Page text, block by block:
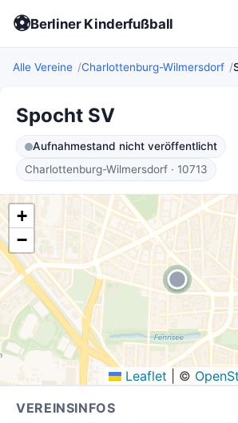
⚽Berliner Kinderfußball
Alle Vereine Charlottenburg-Wilmersdorf
Spocht SV
Aufnahmestand nicht veröffentlicht
Charlottenburg-Wilmersdorf · 10713
+
−
Leaflet ©
VEREINSINFOS